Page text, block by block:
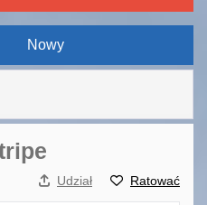
Nowy
Udział Ratować